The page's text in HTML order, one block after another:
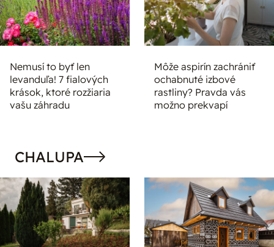
Nemusí to byť len
levanduľa! 7 fialových
krások, ktoré rozžiaria
vašu záhradu
Môže aspirín zachrániť
ochabnuté izbové
rastliny? Pravda vás
možno prekvapí
CHALUPA